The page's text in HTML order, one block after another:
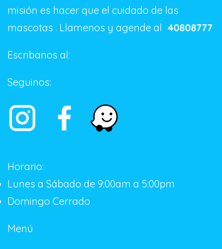
misión es hacer que el cuidado de las
mascotas . Llamenos y agende al 40808777
Escribanos al:
Seguinos:
Horario:
Lunes a Sábado de 9:00am a 5:00pm
Domingo Cerrado
Menú